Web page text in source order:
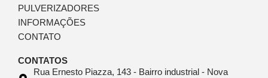
PULVERIZADORES
INFORMAÇÕES
CONTATO
CONTATOS
Rua Ernesto Piazza, 143 - Bairro industrial - Nova